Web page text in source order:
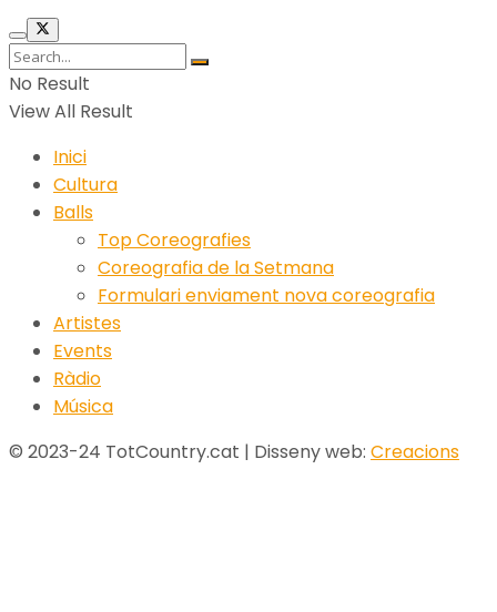
No Result
View All Result
Inici
Cultura
Balls
Top Coreografies
Coreografia de la Setmana
Formulari enviament nova coreografia
Artistes
Events
Ràdio
Música
© 2023-24 TotCountry.cat | Disseny web: Creacions